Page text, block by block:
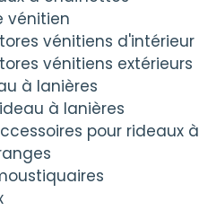
vénitien
vénitiens d'intérieur
vénitiens extérieurs
à lanières
à lanières
pour rideaux à